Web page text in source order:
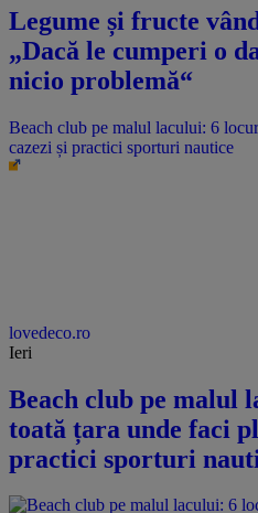
Legume și fructe
„Dacă le cumperi o
nicio problemă“
Beach club pe malul lacului: 6
cazezi și practici sporturi nautice
lovedeco.ro
Ieri
Beach club pe malul
toată țara unde faci
practici sporturi